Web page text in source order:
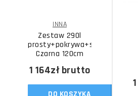
INNA
Zestaw 290l
prosty+pokrywa+szafka
Czarna 120cm
1 164złbrutto